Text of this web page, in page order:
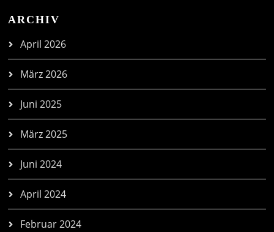
ARCHIV
April 2026
März 2026
Juni 2025
März 2025
Juni 2024
April 2024
Februar 2024